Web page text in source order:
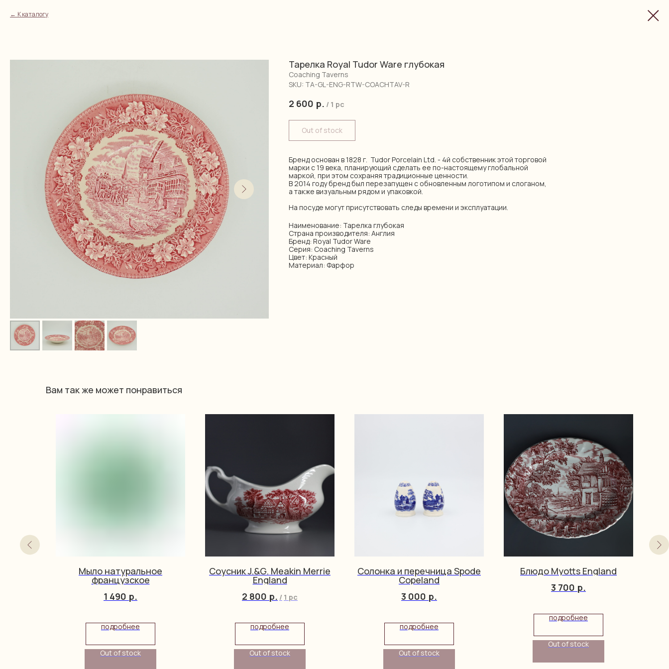
К каталогу
Тарелка Royal Tudor Ware глубокая
Coaching Taverns
SKU: TA-GL-ENG-RTW-COACHTAV-R
2 600 р. / 1 pc
Out of stock
Бренд основан в 1828 г. Tudor Porcelain Ltd. - 4й собственник этой торговой
марки с 19 века, планирующий сделать ее по-настоящему глобальной
маркой, при этом сохраняя традиционные ценности.
В 2014 году бренд был перезапущен с обновленным логотипом и слоганом,
а также визуальным рядом и упаковкой.
На посуде могут присутствовать следы времени и эксплуатации.
Наименование: Тарелка глубокая
Страна производителя: Англия
Бренд: Royal Tudor Ware
Серия: Coaching Taverns
Цвет: Красный
Материал: Фарфор
Вам так же может понравиться
Мыло натуральное
французское
1 490 р.
подробнее
Out of stock
Соусник J.&G. Meakin Merrie
England
2 800 р. / 1 pc
подробнее
Out of stock
Солонка и перечница Spode
Copeland
3 000 р.
подробнее
Out of stock
Блюдо Myotts England
3 700 р.
подробнее
Out of stock